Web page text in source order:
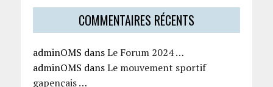
COMMENTAIRES RÉCENTS
adminOMS dansLe Forum 2024 …
adminOMS dansLe mouvement sportif
gapençais …